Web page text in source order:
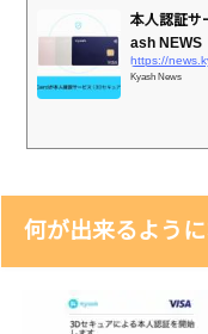
本人認証サ
ash NEWS
https://
Kyash News
何が出来るように